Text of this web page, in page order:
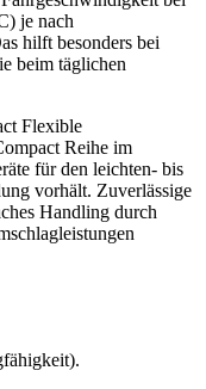
je nach
hilft besonders bei
beim täglichen
Flexible
Reihe im
für den leichten- bis
vorhält. Zuverlässige
Handling durch